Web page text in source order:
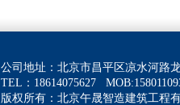
公司地址：北京市昌平区凉水河路
TEL：18614075627
版权所有：北京午晟智造建筑工程